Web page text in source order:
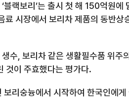
랙보리’는 출시 첫 해 150억원에
료 시장에서 보리차 제품의 동반
수 보리차 같은 생활필수품 위주
것이 주효했다는 평가다.
리숭늉에서 시작하여 한국인에